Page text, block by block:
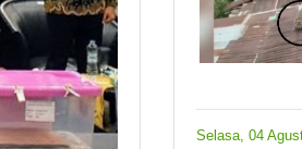
Selasa, 04